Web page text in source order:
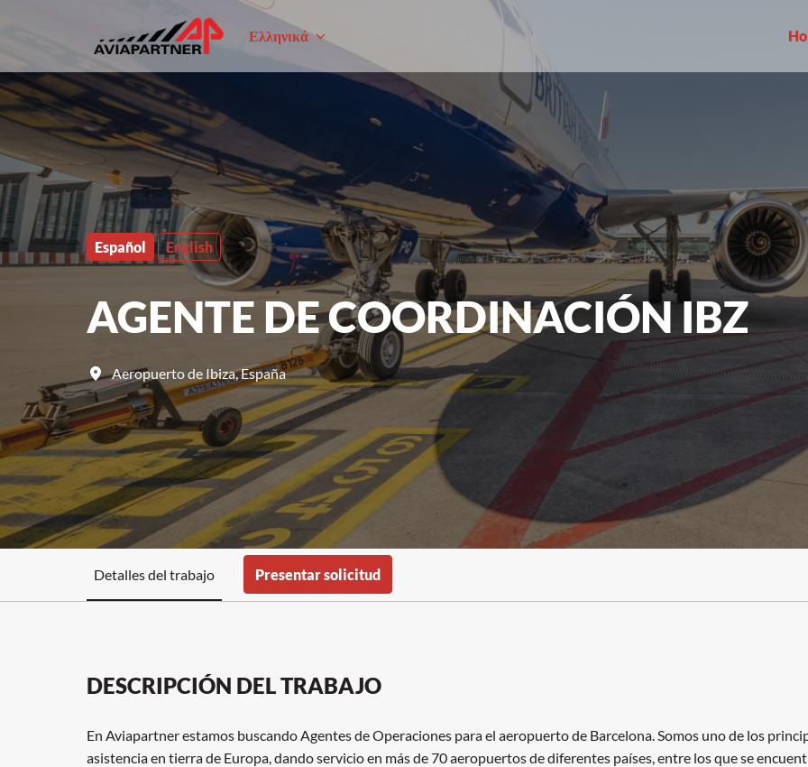
Homepage
Ελληνικά
Español English
AGENTE DE COORDINACIÓN IBZ
Aeropuerto de Ibiza,España
Detalles del trabajo Presentar solicitud
DESCRIPCIÓN DEL TRABAJO
En Aviapartner estamos buscando Agentes de Operaciones para el aeropuerto de Barcelona. Somos uno de los
asistencia en tierra de Europa, dando servicio en más de 70 aeropuertos de diferentes países, entre los que se